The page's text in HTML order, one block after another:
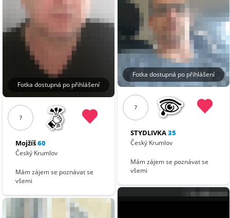
Fotka dostupná po přihlášení
?
Mojžíš60
Český Krumlov
Mám zájem se poznávat se
všemi
Fotka dostupná po přihlášení
?
STYDLIVKA35
Český Krumlov
Mám zájem se poznávat se
všemi